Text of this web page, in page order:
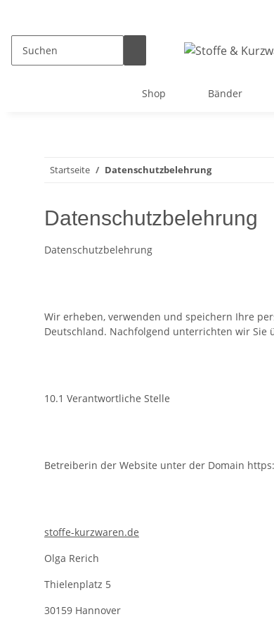
Shop Bänder
Startseite Datenschutzbelehrung
Datenschutzbelehrung
Datenschutzbelehrung
Wir erheben, verwenden und speichern Ihre
Deutschland. Nachfolgend unterrichten wir Sie
10.1 Verantwortliche Stelle
Betreiberin der Website unter der Domain
stoffe-kurzwaren.de
Olga Rerich
Thielenplatz 5
30159 Hannover